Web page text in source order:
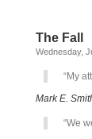
The Fall
Wednesday,
“My
Mark E.
“We